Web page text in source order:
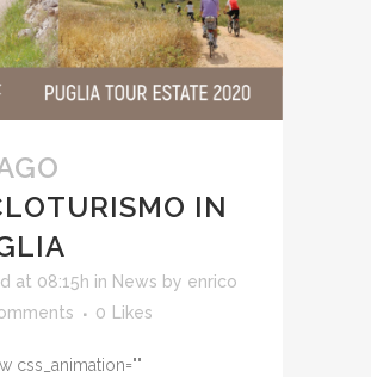
IN
at 08:15h in News by enrico
0 Likes
css_animation=""